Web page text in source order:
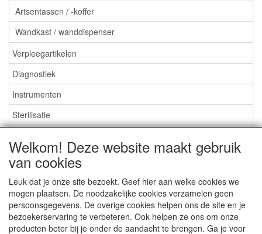
Artsentassen / -koffer
Wandkast / wanddispenser
Verpleegartikelen
Diagnostiek
Instrumenten
Sterilisatie
Aktieartikelen
Medisan Trading te Alblasserdam. Alle genoemde prijzen zijn
Welkom! Deze website maakt gebruik
van cookies
Leuk dat je onze site bezoekt. Geef hier aan welke cookies we
mogen plaatsen. De noodzakelijke cookies verzamelen geen
persoonsgegevens. De overige cookies helpen ons de site en je
bezoekerservaring te verbeteren. Ook helpen ze ons om onze
producten beter bij je onder de aandacht te brengen. Ga je voor